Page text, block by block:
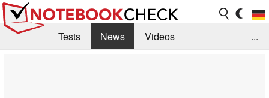
Tests News
Videos
...